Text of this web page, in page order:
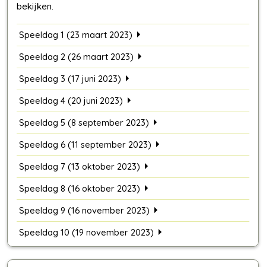
Speeldag 1 (23 maart 2023)
Speeldag 2 (26 maart 2023)
Speeldag 3 (17 juni 2023)
Speeldag 4 (20 juni 2023)
Speeldag 5 (8 september 2023)
Speeldag 6 (11 september 2023)
Speeldag 7 (13 oktober 2023)
Speeldag 8 (16 oktober 2023)
Speeldag 9 (16 november 2023)
Speeldag 10 (19 november 2023)